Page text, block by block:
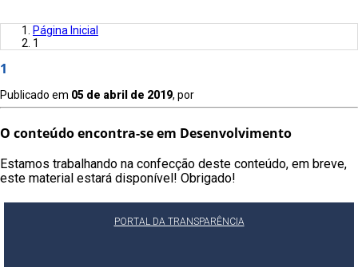
Página Inicial
1
1
Publicado em 05 de abril de 2019, por
O conteúdo encontra-se em Desenvolvimento
Estamos trabalhando na confecção deste conteúdo, em breve,
este material estará disponível! Obrigado!
PORTAL DA TRANSPARÊNCIA